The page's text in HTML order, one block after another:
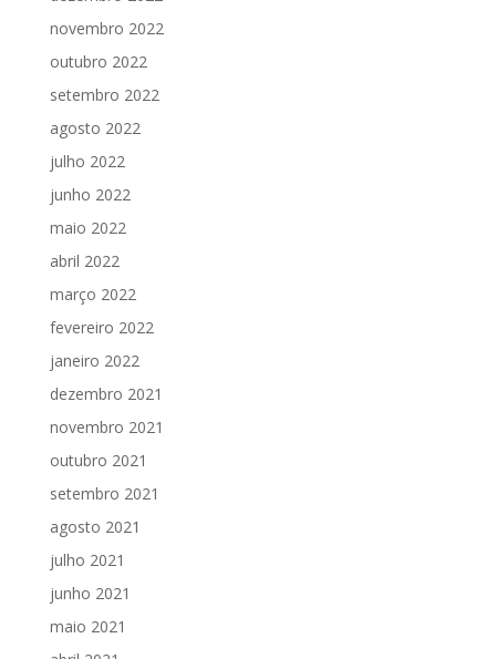
novembro 2022
outubro 2022
setembro 2022
agosto 2022
julho 2022
junho 2022
maio 2022
abril 2022
março 2022
fevereiro 2022
janeiro 2022
dezembro 2021
novembro 2021
outubro 2021
setembro 2021
agosto 2021
julho 2021
junho 2021
maio 2021